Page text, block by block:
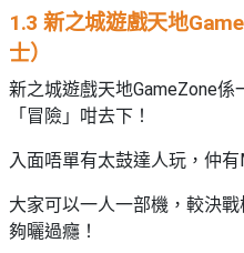
1.3 新之城遊戲天地
士）
新之城遊戲天地GameZone
「冒險」咁去下！
入面唔單有太鼓達人玩，仲有
大家可以一人一部機，較決
夠曬過癮！